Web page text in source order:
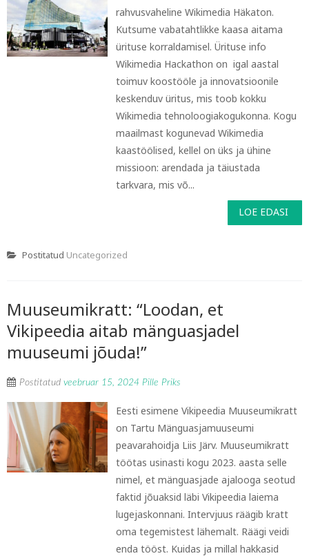
rahvusvaheline Wikimedia Häkaton.
Kutsume vabatahtlikke kaasa aitama
ürituse korraldamisel. Ürituse info
Wikimedia Hackathon on igal aastal
toimuv koostööle ja innovatsioonile
keskenduv üritus, mis toob kokku
Wikimedia tehnoloogiakogukonna. Kogu
maailmast kogunevad Wikimedia
kaastöölised, kellel on üks ja ühine
missioon: arendada ja täiustada
tarkvara, mis võ...
LOE EDASI
Postitatud Uncategorized
Muuseumikratt: “Loodan, et
Vikipeedia aitab mänguasjadel
muuseumi jõuda!”
Postitatud veebruar 15, 2024 Pille Priks
Eesti esimene Vikipeedia Muuseumikratt
on Tartu Mänguasjamuuseumi
peavarahoidja Liis Järv. Muuseumikratt
töötas usinasti kogu 2023. aasta selle
nimel, et mänguasjade ajalooga seotud
faktid jõuaksid läbi Vikipeedia laiema
lugejaskonnani. Intervjuus räägib kratt
oma tegemistest lähemalt. Räägi veidi
enda tööst. Kuidas ja millal hakkasid